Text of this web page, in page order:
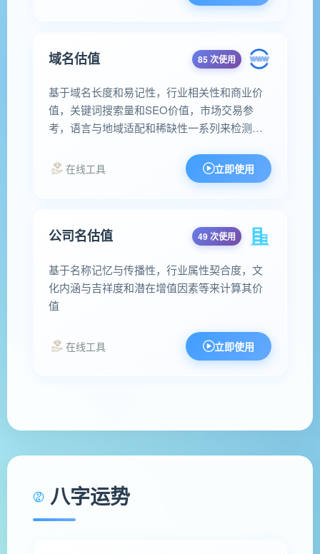
域名估值 85 次使用
基于域名长度和易记性，行业相关性和商业价
值，关键词搜索量和SEO价值，市场交易参
考，语言与地域适配和稀缺性一系列来检测其
在线工具 立即使用
公司名估值 49 次使用
基于名称记忆与传播性，行业属性契合度，文
化内涵与吉祥度和潜在增值因素等来计算其价
值
在线工具 立即使用
八字运势